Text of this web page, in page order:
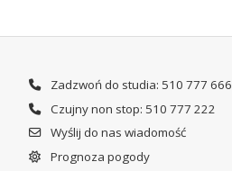
Zadzwoń do studia: 510 777 666
Czujny non stop: 510 777 222
Wyślij do nas wiadomość
Prognoza pogody